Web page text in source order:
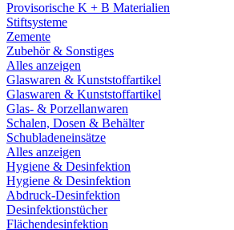
Provisorische K + B Materialien
Stiftsysteme
Zemente
Zubehör & Sonstiges
Alles anzeigen
Glaswaren & Kunststoffartikel
Glaswaren & Kunststoffartikel
Glas- & Porzellanwaren
Schalen, Dosen & Behälter
Schubladeneinsätze
Alles anzeigen
Hygiene & Desinfektion
Hygiene & Desinfektion
Abdruck-Desinfektion
Desinfektionstücher
Flächendesinfektion